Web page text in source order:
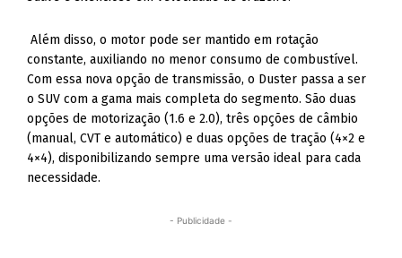
Além disso, o motor pode ser mantido em rotação
constante, auxiliando no menor consumo de combustível.
Com essa nova opção de transmissão, o Duster passa a ser
o SUV com a gama mais completa do segmento. São duas
opções de motorização (1.6 e 2.0), três opções de câmbio
(manual, CVT e automático) e duas opções de tração (4×2 e
4×4), disponibilizando sempre uma versão ideal para cada
necessidade.
- Publicidade -